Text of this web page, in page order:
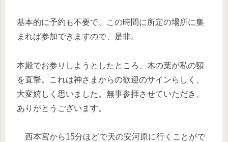
基本的に予約も不要で、この時間に所定の場所に集
まれば参加できますので、是非。
本殿でお参りしようとしたところ、木の葉が私の額
を直撃。これは神さまからの歓迎のサインらしく、
大変嬉しく思いました。無事参拝させていただき、
ありがとうございます。
西本宮から15分ほどで天の安河原に行くことがで